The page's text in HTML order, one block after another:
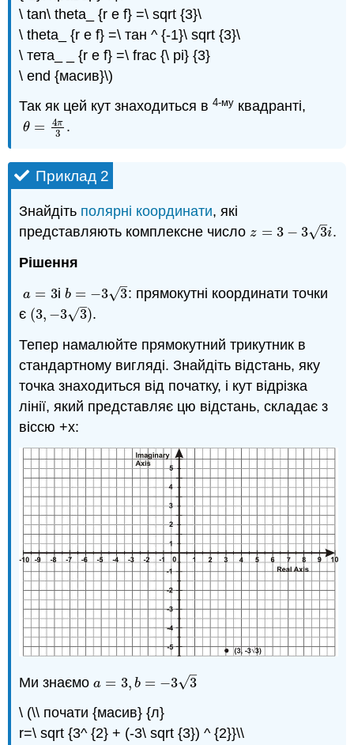
\ tan\ theta_ {r e f} =\ sqrt {3}\
\ theta_ {r e f} =\ тан ^ {-1}\ sqrt {3}\
\ тета_ _ {r e f} =\ frac {\ pi} {3}
\ end {масив}\)
Так як цей кут знаходиться в4-му квадранті,
θ = 4π
3
θ =4 π3 .
Приклад 2
Знайдіть полярні координати, які
представляють комплексне число z = 3 − 3 3
–
√ i
z =3 −33 i
.
Рішення
a = 3
a =3 і b = −3 3
–
√
b =− 33
: прямокутні координати точки
є (3, −3 3
–
√ )
(3, −33)
.
Тепер намалюйте прямокутний трикутник в
стандартному вигляді. Знайдіть відстань, яку
точка знаходиться від початку, і кут відрізка
лінії, який представляє цю відстань, складає з
віссю +x:
Ми знаємо a = 3, b = −3 3
–
√
a =3 ,b=−3 3
\ (\\ почати {масив} {л}
r=\ sqrt {3^ {2} + (-3\ sqrt {3}) ^ {2}}\\